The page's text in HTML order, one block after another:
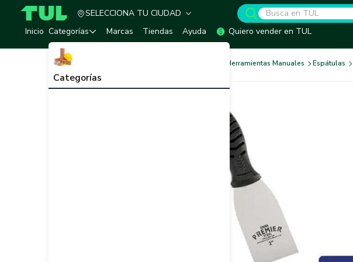
TUL - Tu Marketplace de Construcción
SELECCIONA TU CIUDAD
Inicio Categorías
Categorías
Marcas Tiendas Ayuda Quiero vender en TUL
Herramientas Manuales Espátulas